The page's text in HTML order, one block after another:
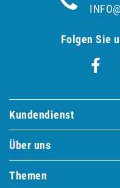
Folgen Sie
Kundendienst
Über uns
Themen